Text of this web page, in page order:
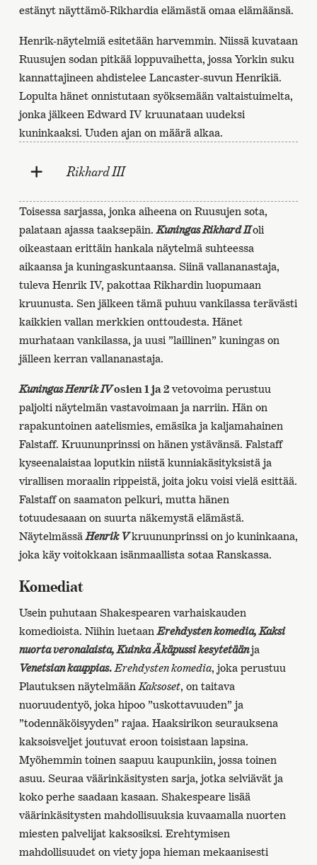
estänyt näyttämö-Rikhardia elämästä omaa elämäänsä.
Henrik-näytelmiä esitetään harvemmin. Niissä kuvataan
Ruusujen sodan pitkää loppuvaihetta, jossa Yorkin suku
kannattajineen ahdistelee Lancaster-suvun Henrikiä.
Lopulta hänet onnistutaan syöksemään valtaistuimelta,
jonka jälkeen Edward IV kruunataan uudeksi
kuninkaaksi. Uuden ajan on määrä alkaa.
Rikhard III
Toisessa sarjassa, jonka aiheena on Ruusujen sota,
palataan ajassa taaksepäin.Kuningas Rikhard IIoli
oikeastaan erittäin hankala näytelmä suhteessa
aikaansa ja kuningaskuntaansa. Siinä vallananastaja,
tuleva Henrik IV, pakottaa Rikhardin luopumaan
kruunusta. Sen jälkeen tämä puhuu vankilassa terävästi
kaikkien vallan merkkien onttoudesta. Hänet
murhataan vankilassa, ja uusi ”laillinen” kuningas on
jälleen kerran vallananastaja.
Kuningas Henrik IVosien 1 ja 2 vetovoima perustuu
paljolti näytelmän vastavoimaan ja narriin. Hän on
rapakuntoinen aatelismies, emäsika ja kaljamahainen
Falstaff. Kruununprinssi on hänen ystävänsä. Falstaff
kyseenalaistaa loputkin niistä kunniakäsityksistä ja
virallisen moraalin rippeistä, joita joku voisi vielä esittää.
Falstaff on saamaton pelkuri, mutta hänen
totuudesaaan on suurta näkemystä elämästä.
Näytelmässä Henrik Vkruununprinssi on jo kuninkaana,
joka käy voitokkaan isänmaallista sotaa Ranskassa.
Komediat
Usein puhutaan Shakespearen varhaiskauden
komedioista. Niihin luetaanErehdysten komedia, Kaksi
nuorta veronalaista, Kuinka Äkäpussi kesytetäänja
Venetsian kauppias. Erehdysten komedia, joka perustuu
Plautuksen näytelmään Kaksoset, on taitava
nuoruudentyö, joka hipoo ”uskottavuuden” ja
”todennäköisyyden” rajaa. Haaksirikon seurauksena
kaksoisveljet joutuvat eroon toisistaan lapsina.
Myöhemmin toinen saapuu kaupunkiin, jossa toinen
asuu. Seuraa väärinkäsitysten sarja, jotka selviävät ja
koko perhe saadaan kasaan. Shakespeare lisää
väärinkäsitysten mahdollisuuksia kuvaamalla nuorten
miesten palvelijat kaksosiksi. Erehtymisen
mahdollisuudet on viety jopa hieman mekaanisesti